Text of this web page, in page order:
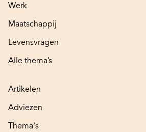
Werk
Maatschappij
Levensvragen
Alle thema’s
Artikelen
Adviezen
Thema's